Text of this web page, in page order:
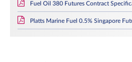
Fuel Oil 380 Futures Contract
Platts Marine Fuel 0.5% Singapore